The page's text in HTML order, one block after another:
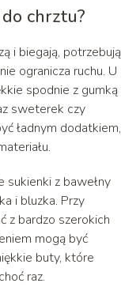
chrztu?
i biegają, potrzebują
ogranicza ruchu. U
spodnie z gumką
sweterek czy
ładnym dodatkiem,
z bawełny
i bluzka. Przy
z bardzo szerokich
mogą być
buty, które
raz.